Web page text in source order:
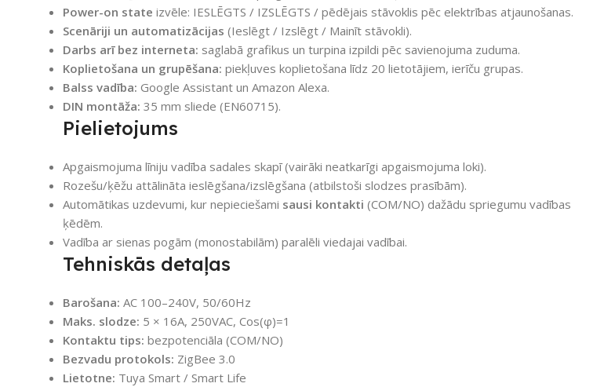
Power-on state izvēle: IESLĒGTS / IZSLĒGTS / pēdējais stāvoklis pēc elektrības atjaunošanas.
Scenāriji un automatizācijas (Ieslēgt / Izslēgt / Mainīt stāvokli).
Darbs arī bez interneta: saglabā grafikus un turpina izpildi pēc savienojuma zuduma.
Koplietošana un grupēšana: piekļuves koplietošana līdz 20 lietotājiem, ierīču grupas.
Balss vadība: Google Assistant un Amazon Alexa.
DIN montāža: 35 mm sliede (EN60715).
Pielietojums
Apgaismojuma līniju vadība sadales skapī (vairāki neatkarīgi apgaismojuma loki).
Rozešu/ķēžu attālināta ieslēgšana/izslēgšana (atbilstoši slodzes prasībām).
Automātikas uzdevumi, kur nepieciešami sausi kontakti (COM/NO) dažādu spriegumu vadības
ķēdēm.
Vadība ar sienas pogām (monostabilām) paralēli viedajai vadībai.
Tehniskās detaļas
Barošana: AC 100–240V, 50/60Hz
Maks. slodze: 5 × 16A, 250VAC, Cos(φ)=1
Kontaktu tips: bezpotenciāla (COM/NO)
Bezvadu protokols: ZigBee 3.0
Lietotne: Tuya Smart / Smart Life